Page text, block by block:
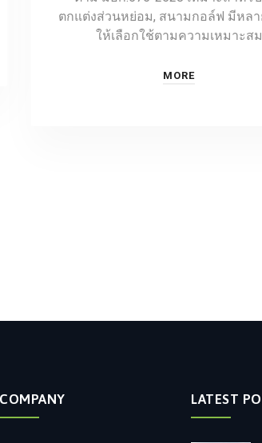
ตกแต่งส่วนหย่อม, สนามกอล์ฟ มีหล
ให้เลือกใช้ตามความเหมาะสม
MORE
COMPANY LATEST